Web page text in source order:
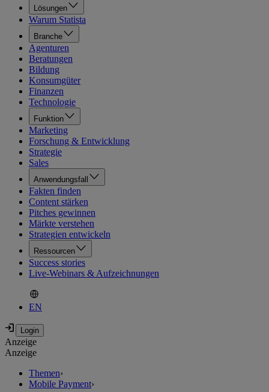
Lösungen
Warum Statista
Branche
Agenturen
Beratungen
Bildung
Konsumgüter
Finanzen
Technologie
Funktion
Marketing
Forschung & Entwicklung
Strategie
Sales
Anwendungsfall
Fakten finden
Content stärken
Pitches gewinnen
Märkte verstehen
Strategien entwickeln
Ressourcen
Success stories
Live-Webinars & Aufzeichnungen
EN
Anzeige
Anzeige
Themen›
Mobile Payment›